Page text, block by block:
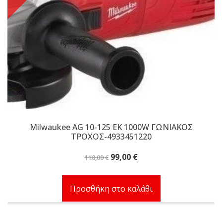
Milwaukee AG 10-125 EK 1000W ΓΩΝΙΑΚΟΣ
ΤΡΟΧΟΣ-4933451220
110,00€ Original
110,00 €.
99,00 €Η
είναι:
99,00 €.
Προσθήκη στο καλάθι